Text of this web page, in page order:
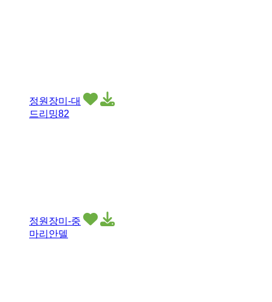
정원장미-대
드리밍82
정원장미-중
마리안델